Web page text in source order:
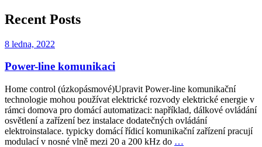
Recent Posts
8 ledna, 2022
Power-line komunikaci
Home control (úzkopásmové)Upravit Power-line komunikační
technologie mohou používat elektrické rozvody elektrické energie v
rámci domova pro domácí automatizaci: například, dálkové ovládání
osvětlení a zařízení bez instalace dodatečných ovládání
elektroinstalace. typicky domácí řídicí komunikační zařízení pracují
modulací v nosné vlně mezi 20 a 200 kHz do …